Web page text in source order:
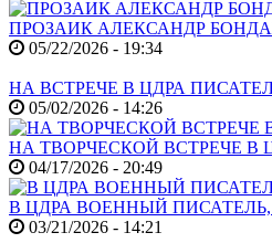
ПРОЗАИК АЛЕКСАНДР
05/22/2026 - 19:34
НА ВСТРЕЧЕ В ЦДРА
05/02/2026 - 14:26
НА ТВОРЧЕСКОЙ ВСТРЕЧЕ В
04/17/2026 - 20:49
В ЦДРА ВОЕННЫЙ
03/21/2026 - 14:21